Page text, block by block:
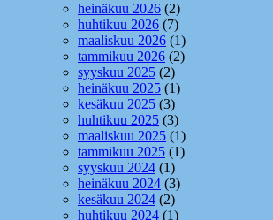
heinäkuu 2026 (2)
huhtikuu 2026 (7)
maaliskuu 2026 (1)
tammikuu 2026 (2)
syyskuu 2025 (2)
heinäkuu 2025 (1)
kesäkuu 2025 (3)
huhtikuu 2025 (3)
maaliskuu 2025 (1)
tammikuu 2025 (1)
syyskuu 2024 (1)
heinäkuu 2024 (3)
kesäkuu 2024 (2)
huhtikuu 2024 (1)